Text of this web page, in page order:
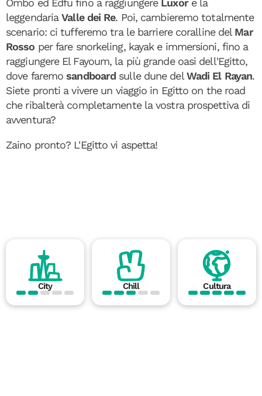
Ombo ed Edfu fino a raggiungere Luxor e la
leggendariaValle dei Re. Poi, cambieremo totalmente
scenario: ci tufferemo tra le barriere coralline del Mar
Rosso per fare snorkeling, kayak e immersioni, fino a
raggiungere El Fayoum, la più grande oasi dell'Egitto,
dove faremosandboard sulle dune del Wadi El Rayan.
Siete pronti a vivere un viaggio in Egitto on the road
che ribalterà completamente la vostra prospettiva di
avventura?
Zaino pronto? L'Egitto vi aspetta!
City Chill Cultura